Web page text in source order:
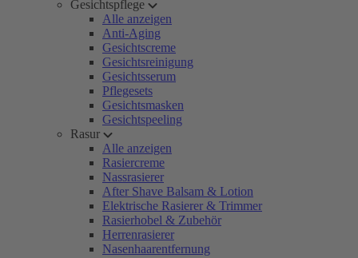
Gesichtspflege
Alle anzeigen
Anti-Aging
Gesichtscreme
Gesichtsreinigung
Gesichtsserum
Pflegesets
Gesichtsmasken
Gesichtspeeling
Rasur
Alle anzeigen
Rasiercreme
Nassrasierer
After Shave Balsam & Lotion
Elektrische Rasierer & Trimmer
Rasierhobel & Zubehör
Herrenrasierer
Nasenhaarentfernung